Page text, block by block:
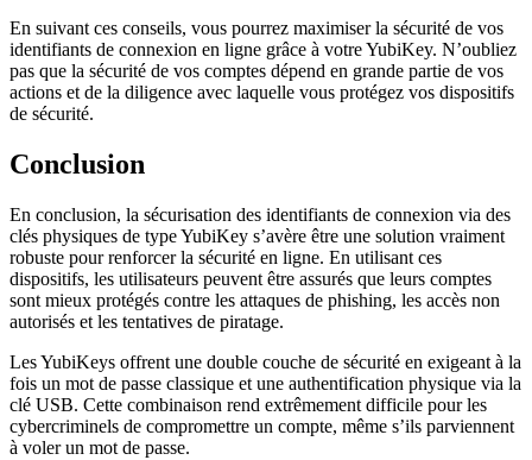
En suivant ces conseils, vous pourrez maximiser la sécurité de vos
identifiants de connexion en ligne grâce à votre YubiKey. N’oubliez
pas que la sécurité de vos comptes dépend en grande partie de vos
actions et de la diligence avec laquelle vous protégez vos dispositifs
de sécurité.
Conclusion
En conclusion, la sécurisation des identifiants de connexion via des
clés physiques de type YubiKey s’avère être une solution vraiment
robuste pour renforcer la sécurité en ligne. En utilisant ces
dispositifs, les utilisateurs peuvent être assurés que leurs comptes
sont mieux protégés contre les attaques de phishing, les accès non
autorisés et les tentatives de piratage.
Les YubiKeys offrent une double couche de sécurité en exigeant à la
fois un mot de passe classique et une authentification physique via la
clé USB. Cette combinaison rend extrêmement difficile pour les
cybercriminels de compromettre un compte, même s’ils parviennent
à voler un mot de passe.